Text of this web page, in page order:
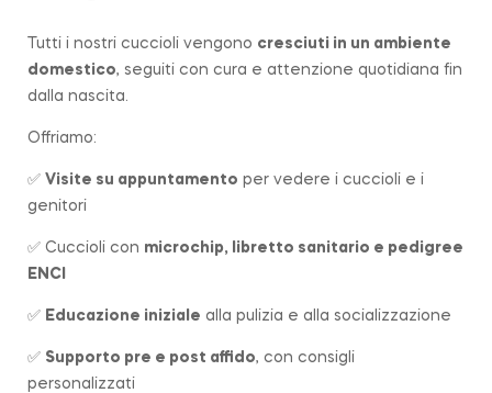
Tutti i nostri cuccioli vengono cresciuti in un ambiente
domestico, seguiti con cura e attenzione quotidiana fin
dalla nascita.
Offriamo:
✅ Visite su appuntamento per vedere i cuccioli e i
genitori
✅ Cuccioli con microchip, libretto sanitario e pedigree
ENCI
✅ Educazione iniziale alla pulizia e alla socializzazione
✅ Supporto pre e post affido, con consigli
personalizzati